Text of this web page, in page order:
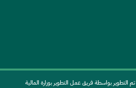
تم التطوير بواسطة فريق عمل التطوير بوزارة المالية